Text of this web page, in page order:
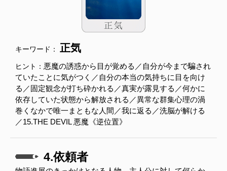
キーワード： 正気
ヒント： 悪魔の誘惑から目が覚める／自分が今まで騙され
ていたことに気がつく／自分の本当の気持ちに目を向け
る／固定観念が打ち砕かれる／真実が露見する／何かに
依存していた状態から解放される／異常な群集心理の渦
巻くなかで唯一まともな人間／我に返る／洗脳が解ける
／15.THE DEVIL 悪魔《逆位置》
4.依頼者